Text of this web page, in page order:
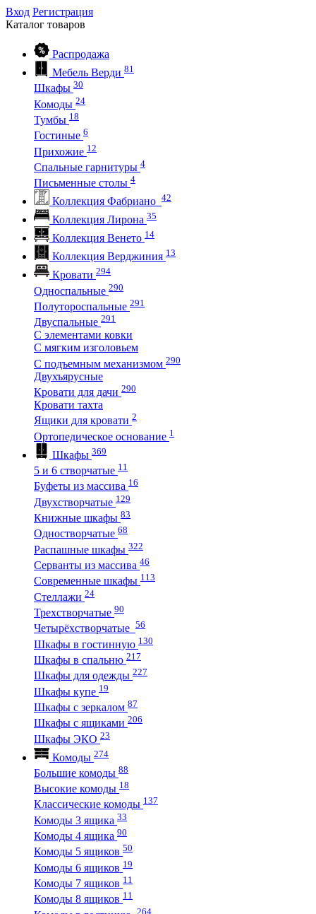
Вход Регистрация
Каталог товаров
Распродажа
Мебель Верди 81
Шкафы 30
Комоды 24
Тумбы 18
Гостиные 6
Прихожие 12
Спальные гарнитуры 4
Письменные столы 4
Коллекция Фабриано 42
Коллекция Лирона 35
Коллекция Венето 14
Коллекция Верджиния 13
Кровати 294
Односпальные 290
Полутороспальные 291
Двуспальные 291
С элементами ковки
С мягким изголовьем
С подъемным механизмом 290
Двухъярусные
Кровати для дачи 290
Кровати тахта
Ящики для кровати 2
Ортопедическое основание 1
Шкафы 369
5 и 6 створчатые 11
Буфеты из массива 16
Двухстворчатые 129
Книжные шкафы 83
Одностворчатые 68
Распашные шкафы 322
Серванты из массива 46
Современные шкафы 113
Стеллажи 24
Трехстворчатые 90
Четырёхстворчатые 56
Шкафы в гостинную 130
Шкафы в спальню 217
Шкафы для одежды 227
Шкафы купе 19
Шкафы с зеркалом 87
Шкафы с ящиками 206
Шкафы ЭКО 23
Комоды 274
Большие комоды 88
Высокие комоды 18
Классические комоды 137
Комоды 3 ящика 33
Комоды 4 ящика 90
Комоды 5 ящиков 50
Комоды 6 ящиков 19
Комоды 7 ящиков 11
Комоды 8 ящиков 11
264